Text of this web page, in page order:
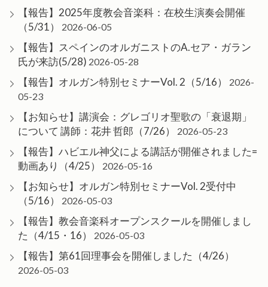
【報告】2025年度教会音楽科：在校生演奏会開催
（5/31）
2026-06-05
【報告】スペインのオルガニストのA.セア・ガラン
氏が来訪(5/28) 2026-05-28
【報告】オルガン特別セミナーVol. 2（5/16）
2026-
05-23
【お知らせ】講演会：グレゴリオ聖歌の「衰退期」
について 講師：花井 哲郎（7/26）
2026-05-23
【報告】ハビエル神父による講話が開催されました=
動画あり（4/25）
2026-05-16
【お知らせ】オルガン特別セミナーVol. 2受付中
（5/16）
2026-05-03
【報告】教会音楽科オープンスクールを開催しまし
た（4/15・16）
2026-05-03
【報告】第61回理事会を開催しました（4/26）
2026-05-03